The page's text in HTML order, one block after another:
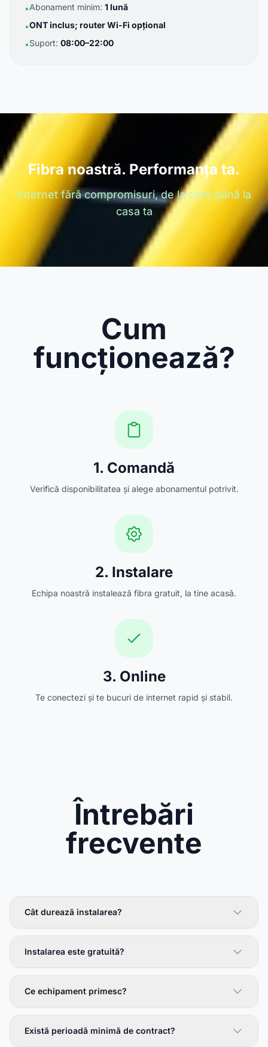
•Abonament minim: 1 lună
•ONT inclus; router Wi-Fi opțional
•Suport: 08:00–22:00
Fibra noastră. Performanța ta.
Internet fără compromisuri, de la core până la
casa ta
Cum
funcționează?
1. Comandă
Verifică disponibilitatea și alege abonamentul potrivit.
2. Instalare
Echipa noastră instalează fibra gratuit, la tine acasă.
3. Online
Te conectezi și te bucuri de internet rapid și stabil.
Întrebări
frecvente
Cât durează instalarea?
Instalarea este gratuită?
Ce echipament primesc?
Există perioadă minimă de contract?